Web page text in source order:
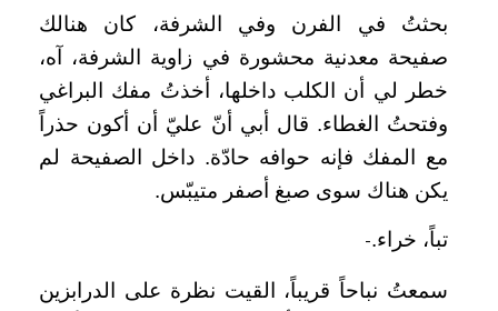
بحثتُ في الفرن وفي الشرفة، كان هنالك
صفيحة معدنية محشورة في زاوية الشرفة، آه،
خطر لي أن الكلب داخلها، أخذتُ مفك البراغي
وفتحتُ الغطاء. قال أبي أنّ عليّ أن أكون حذراً
مع المفك فإنه حوافه حادّة. داخل الصفيحة لم
يكن هناك سوى صبغ أصفر متيبّس.
تباً، خراء.–
سمعتُ نباحاً قريباً،
القيت نظرة على الدرابزين